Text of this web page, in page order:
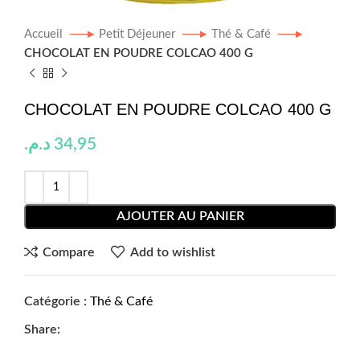
Accueil Petit Déjeuner
Thé & Café
CHOCOLAT EN POUDRE COLCAO 400 G
CHOCOLAT EN POUDRE COLCAO 400 G
34,95 د.م.
AJOUTER AU PANIER
Compare Add to wishlist
Catégorie : Thé & Café
Share: